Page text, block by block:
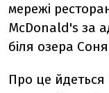
мережі
McDonald's за
біля озера
Про це йдеться